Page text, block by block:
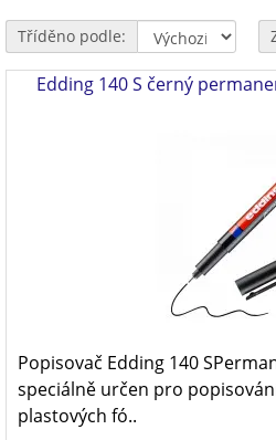
Tříděno podle:
Edding 140 S černý
Popisovač Edding 140
speciálně určen pro
plastových fó..